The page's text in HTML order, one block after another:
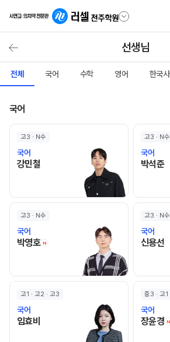
선생님
전체 국어 수학 영어 한국사
국어
고3 · N수
국어
강민철 강민철 선생님 홈 바로가기
고3 · N수
국어
박석준
고3 · N수
국어
박영호 N 박영호 선생님 홈 바로가기
고3 · N수
국어
신용선
고1 · 고2 · 고3
국어
임효비 임효비 선생님 홈 바로가기
중3 · 고1
국어
장윤경 N